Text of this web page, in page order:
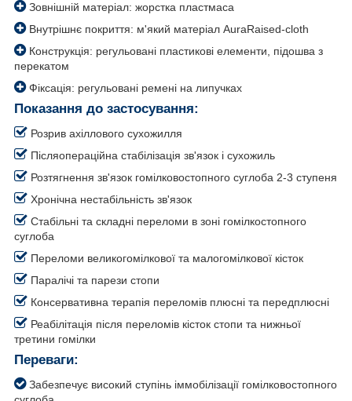
Зовнішній матеріал: жорстка пластмаса
Внутрішнє покриття: м'який матеріал AuraRaised-cloth
Конструкція: регульовані пластикові елементи, підошва з
перекатом
Фіксація: регульовані ремені на липучках
Показання до застосування:
Розрив ахіллового сухожилля
Післяопераційна стабілізація зв'язок і сухожиль
Розтягнення зв'язок гомілковостопного суглоба 2-3 ступеня
Хронічна нестабільність зв'язок
Стабільні та складні переломи в зоні гомілкостопного
суглоба
Переломи великогомілкової та малогомілкової кісток
Паралічі та парези стопи
Консервативна терапія переломів плюсні та передплюсні
Реабілітація після переломів кісток стопи та нижньої
третини гомілки
Переваги:
Забезпечує високий ступінь іммобілізації гомілковостопного